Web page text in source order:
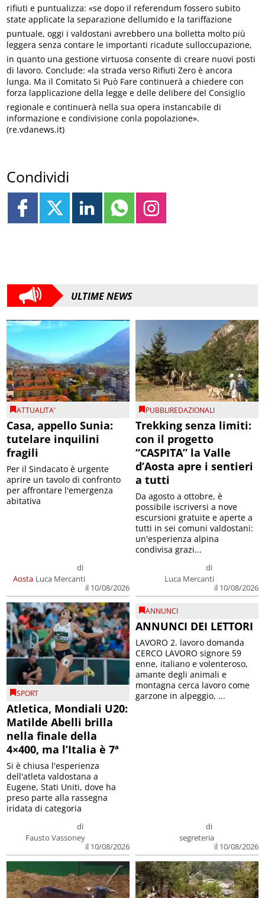
rifiuti e puntualizza: «se dopo il referendum fossero subito
state applicate la separazione dellumido e la tariffazione
puntuale, oggi i valdostani avrebbero una bolletta molto più
leggera senza contare le importanti ricadute sulloccupazione,
in quanto una gestione virtuosa consente di creare nuovi posti
di lavoro. Conclude: «la strada verso Rifiuti Zero è ancora
lunga. Ma il Comitato Si Può Fare continuerà a chiedere con
forza lapplicazione della legge e delle delibere del Consiglio
regionale e continuerà nella sua opera instancabile di
informazione e condivisione conla popolazione».
(re.vdanews.it)
Condividi
ULTIME NEWS
ATTUALITA'
Casa, appello Sunia:
tutelare inquilini
fragili
Aosta
di
Luca Mercanti
il 10/08/2026
Per il Sindacato è urgente
aprire un tavolo di confronto
per affrontare l'emergenza
abitativa
PUBBLIREDAZIONALI
Trekking senza limiti:
con il progetto
“CASPITA” la Valle
d’Aosta apre i sentieri
a tutti
di
Luca Mercanti
il 10/08/2026
Da agosto a ottobre, è
possibile iscriversi a nove
escursioni gratuite e aperte a
tutti in sei comuni valdostani:
un'esperienza alpina
condivisa grazi...
SPORT
Atletica, Mondiali U20:
Matilde Abelli brilla
nella finale della
4×400, ma l’Italia è 7ª
di
Fausto Vassoney
il 10/08/2026
Si è chiusa l'esperienza
dell'atleta valdostana a
Eugene, Stati Uniti, dove ha
preso parte alla rassegna
iridata di categoria
ANNUNCI
ANNUNCI DEI LETTORI
di
segreteria
il 10/08/2026
LAVORO 2. lavoro domanda
CERCO LAVORO signore 59
enne, italiano e volenteroso,
amante degli animali e
montagna cerca lavoro come
garzone in alpeggio, ...